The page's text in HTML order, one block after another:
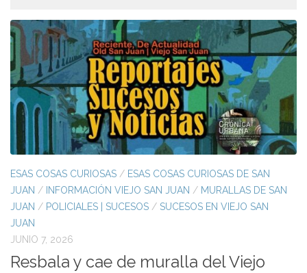
ESAS COSAS CURIOSAS / ESAS COSAS CURIOSAS DE SAN
JUAN / INFORMACIÓN VIEJO SAN JUAN / MURALLAS DE SAN
JUAN / POLICIALES | SUCESOS / SUCESOS EN VIEJO SAN
JUAN
JUNIO 7, 2026
Resbala y cae de muralla del Viejo